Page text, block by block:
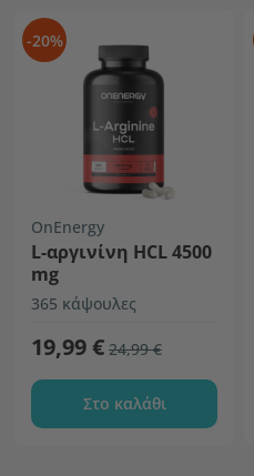
-20%
OnEnergy
L-αργινίνη HCL 4500
mg
365 κάψουλες
19,99 € 24,99 €
Στο καλάθι